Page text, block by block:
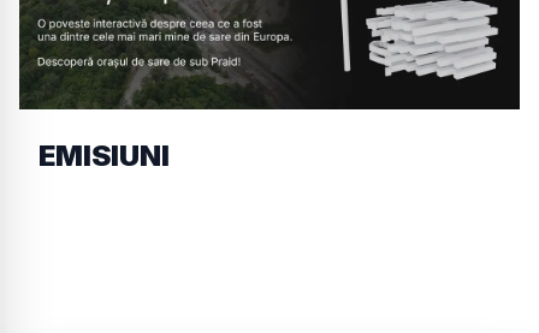
EMISIUNI